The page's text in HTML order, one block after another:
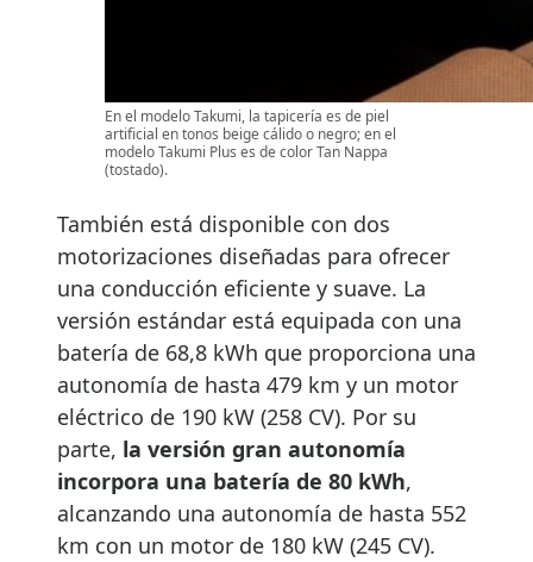
En el modelo Takumi, la tapicería es de piel
artificial en tonos beige cálido o negro; en el
modelo Takumi Plus es de color Tan Nappa
(tostado).
También está disponible con dos
motorizaciones diseñadas para ofrecer
una conducción eficiente y suave. La
versión estándar está equipada con una
batería de 68,8 kWh que proporciona una
autonomía de hasta 479 km y un motor
eléctrico de 190 kW (258 CV). Por su
parte, la versión gran autonomía
incorpora una batería de 80 kWh,
alcanzando una autonomía de hasta 552
km con un motor de 180 kW (245 CV).